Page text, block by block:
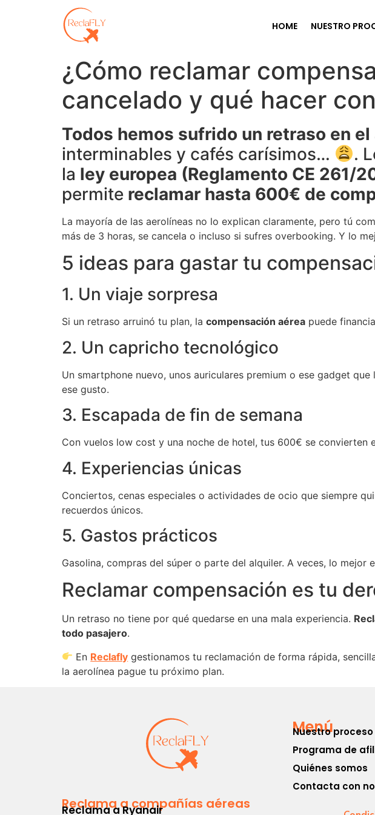
HOME NUESTRO
¿Cómo reclamar
cancelado y qué hacer
Todos hemos sufrido un retraso en
interminables y cafés carísimos…
.
la ley europea (Reglamento CE 261/
permite reclamar hasta 600€ de
La mayoría de las aerolíneas no lo explican claramente, pero tú
más de 3 horas, se cancela o incluso si sufres overbooking. Y lo
5 ideas para gastar tu
1. Un viaje sorpresa
Si un retraso arruinó tu plan, la compensación aérea puede
2. Un capricho tecnológico
Un smartphone nuevo, unos auriculares premium o ese gadget que
ese gusto.
3. Escapada de fin de semana
Con vuelos low cost y una noche de hotel, tus 600€ se convierten
4. Experiencias únicas
Conciertos, cenas especiales o actividades de ocio que siempre
recuerdos únicos.
5. Gastos prácticos
Gasolina, compras del súper o parte del alquiler. A veces, lo mejor
Reclamar compensación es tu
Un retraso no tiene por qué quedarse en una mala experiencia.
todo pasajero.
En Reclafly gestionamos tu reclamación de forma rápida,
la aerolínea pague tu próximo plan.
Menú
Nuestro proceso
Programa de
Quiénes somos
Contacta con
Reclama a compañías aéreas
Reclama a Ryanair